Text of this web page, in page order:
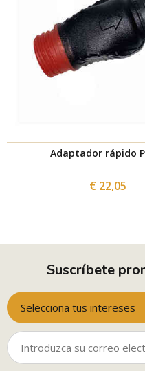
Adaptador rápido
€ 22,05
Suscríbete
Selecciona tus intereses